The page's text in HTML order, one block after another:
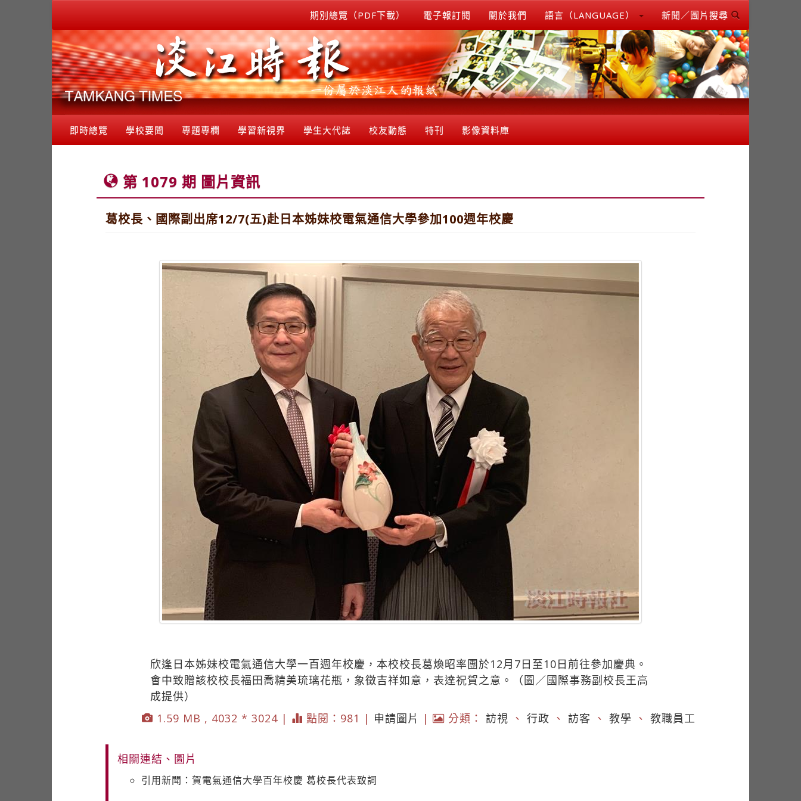
期別總覽（PDF下載） 電子報訂閱 關於我們 語言（LANGUAGE） 新聞／圖片搜尋
即時總覽 學校要聞 專題專欄 學習新視界 學生大代誌 校友動態 特刊 影像資料庫
第 1079 期 圖片資訊
葛校長、國際副出席12/7(五)赴日本姊妹校電氣通信大學參加100週年校慶
欣逢日本姊妹校電氣通信大學一百週年校慶，本校校長葛煥昭率團於12月7日至10日前往參加慶典。
會中致贈該校校長福田喬精美琉璃花瓶，象徵吉祥如意，表達祝賀之意。（圖／國際事務副校長王高
成提供）
1.59 MB , 4032 * 3024 |
點閱：981 | 申請圖片 | 分類： 訪視 、 行政 、 訪客 、 教學 、 教職員工
相關連結、圖片
引用新聞：賀電氣通信大學百年校慶 葛校長代表致詞